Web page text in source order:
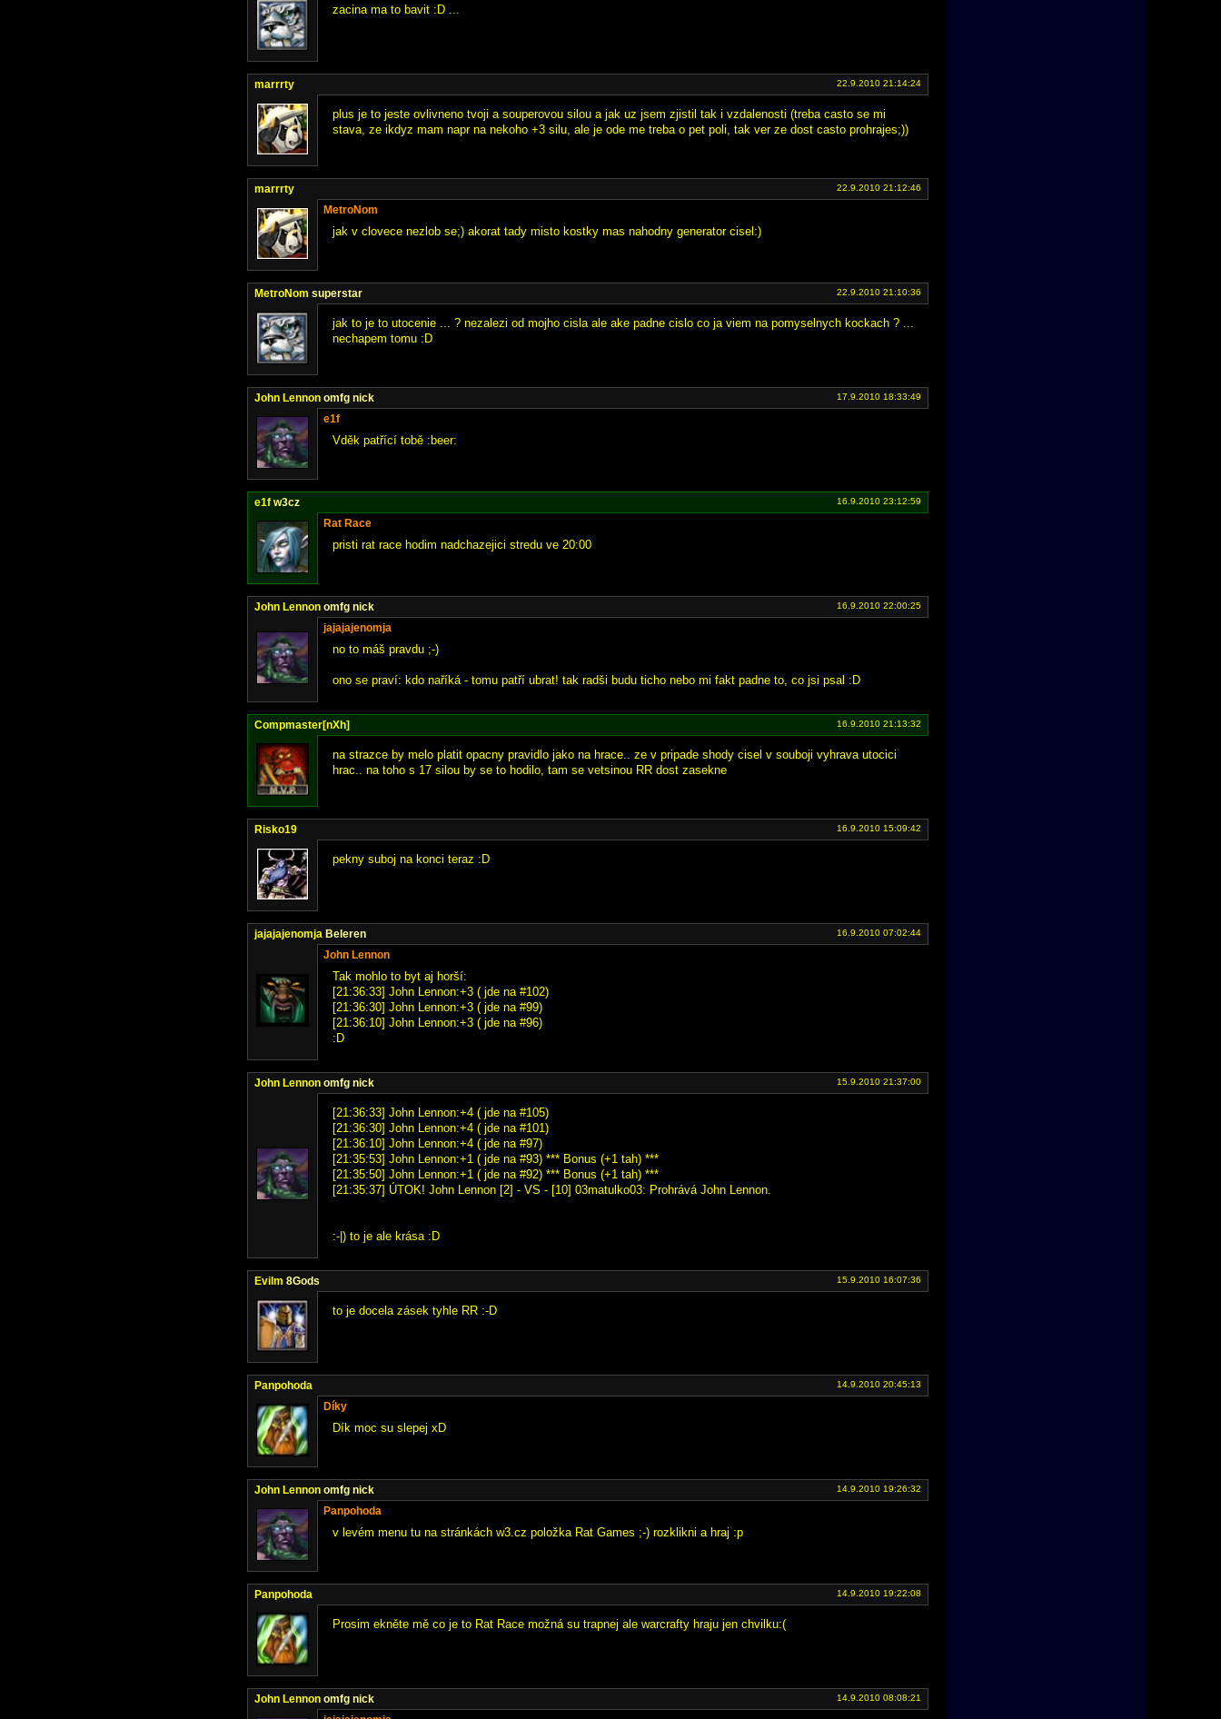
zacina ma to bavit :D ...
marrrty 22.9.2010 21:14:24
plus je to jeste ovlivneno tvoji a souperovou silou a jak uz jsem zjistil tak i vzdalenosti (treba casto se mi
stava, ze ikdyz mam napr na nekoho +3 silu, ale je ode me treba o pet poli, tak ver ze dost casto prohrajes;))
marrrty 22.9.2010 21:12:46
MetroNom
jak v clovece nezlob se;) akorat tady misto kostky mas nahodny generator cisel:)
MetroNom superstar 22.9.2010 21:10:36
jak to je to utocenie ... ? nezalezi od mojho cisla ale ake padne cislo co ja viem na pomyselnych kockach ? ...
nechapem tomu :D
John Lennon omfg nick 17.9.2010 18:33:49
e1f
Vděk patřící tobě :beer:
e1f w3cz 16.9.2010 23:12:59
Rat Race
pristi rat race hodim nadchazejici stredu ve 20:00
John Lennon omfg nick 16.9.2010 22:00:25
jajajajenomja
no to máš pravdu ;-)
ono se praví: kdo naříká - tomu patří ubrat! tak radši budu ticho nebo mi fakt padne to, co jsi psal :D
Compmaster[nXh] 16.9.2010 21:13:32
na strazce by melo platit opacny pravidlo jako na hrace.. ze v pripade shody cisel v souboji vyhrava utocici
hrac.. na toho s 17 silou by se to hodilo, tam se vetsinou RR dost zasekne
Risko19 16.9.2010 15:09:42
pekny suboj na konci teraz :D
jajajajenomja Beleren 16.9.2010 07:02:44
John Lennon
Tak mohlo to byt aj horší:
[21:36:33] John Lennon:+3 ( jde na #102)
[21:36:30] John Lennon:+3 ( jde na #99)
[21:36:10] John Lennon:+3 ( jde na #96)
:D
John Lennon omfg nick 15.9.2010 21:37:00
[21:36:33] John Lennon:+4 ( jde na #105)
[21:36:30] John Lennon:+4 ( jde na #101)
[21:36:10] John Lennon:+4 ( jde na #97)
[21:35:53] John Lennon:+1 ( jde na #93) *** Bonus (+1 tah) ***
[21:35:50] John Lennon:+1 ( jde na #92) *** Bonus (+1 tah) ***
[21:35:37] ÚTOK! John Lennon [2] - VS - [10] 03matulko03: Prohrává John Lennon.
:-|) to je ale krása :D
Evilm 8Gods 15.9.2010 16:07:36
to je docela zásek tyhle RR :-D
Panpohoda 14.9.2010 20:45:13
Díky
Dík moc su slepej xD
John Lennon omfg nick 14.9.2010 19:26:32
Panpohoda
v levém menu tu na stránkách w3.cz položka Rat Games ;-) rozklikni a hraj :p
Panpohoda 14.9.2010 19:22:08
Prosim ekněte mě co je to Rat Race možná su trapnej ale warcrafty hraju jen chvilku:(
John Lennon omfg nick 14.9.2010 08:08:21